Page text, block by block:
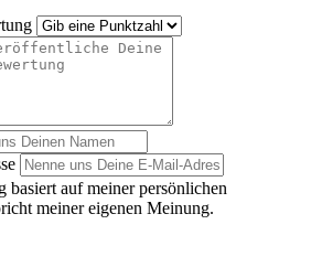
basiert auf meiner persönlichen
meiner eigenen Meinung.